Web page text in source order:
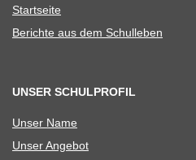
Start­seite
Berichte aus dem Schulleben
UNSER SCHULPROFIL
Unser Name
Unser Ange­bot